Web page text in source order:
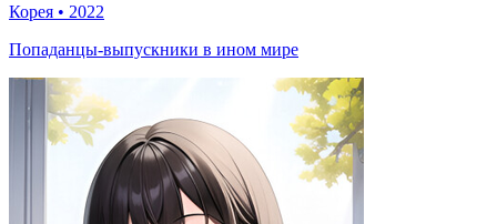
Корея • 2022
Попаданцы-выпускники в ином мире